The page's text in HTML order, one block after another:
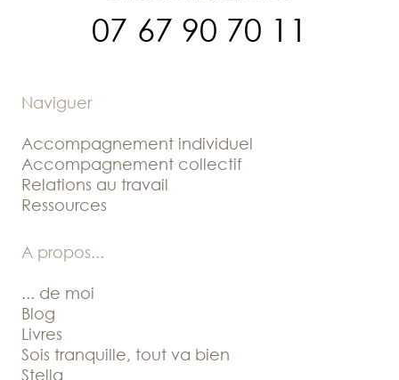
07 67 90 70 11
Naviguer
Accompagnement individuel
Accompagnement collectif
Relations au travail
Ressources
A propos...
... de moi
Blog
Livres
Sois tranquille, tout va bien
Stella